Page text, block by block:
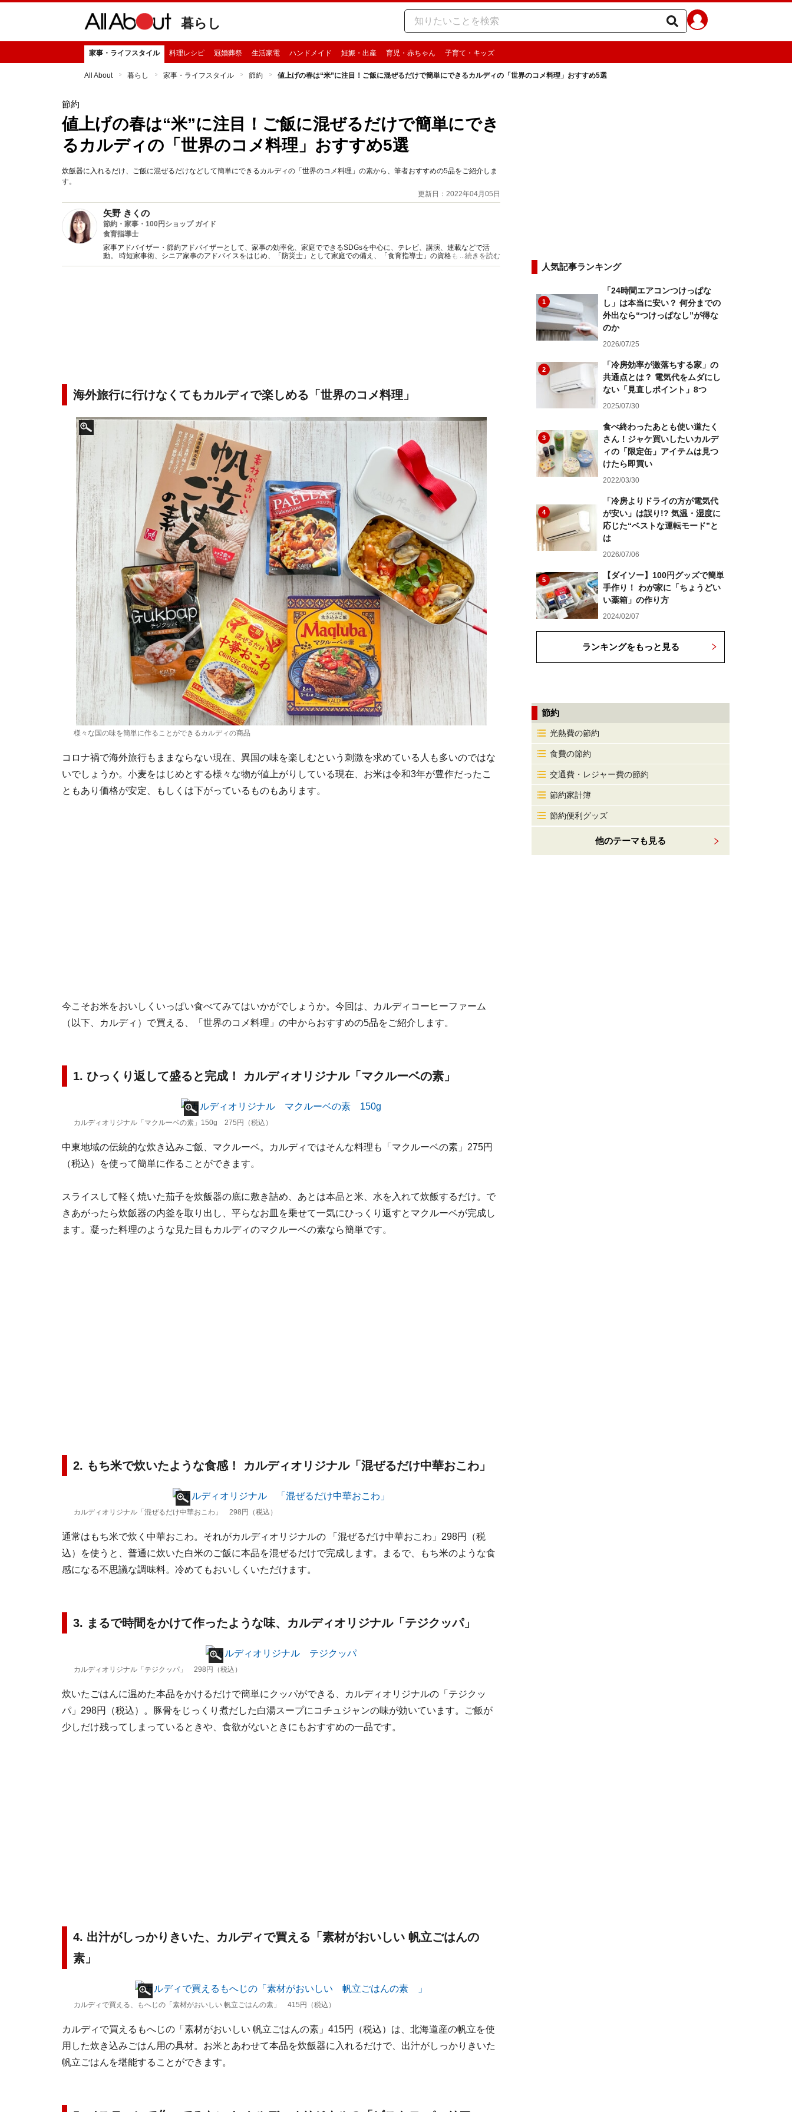
暮らし
家事・ライフスタイル 料理レシピ 冠婚葬祭 生活家電 ハンドメイド 妊娠・出産 育児・赤ちゃん 子育て・キッズ
All About 暮らし 家事・ライフスタイル 節約 値上げの春は“米”に注目！ご飯に混ぜるだけで簡単にできるカルディの「世界のコメ料理」おすすめ5選
節約
値上げの春は“米”に注目！ご飯に混ぜるだけで簡単にでき
るカルディの「世界のコメ料理」おすすめ5選
炊飯器に入れるだけ、ご飯に混ぜるだけなどして簡単にできるカルディの「世界のコメ料理」の素から、筆者おすすめの5品をご紹介しま
す。
更新日：2022年04月05日
矢野 きくの
節約・家事・100円ショップ ガイド
食育指導士
家事アドバイザー・節約アドバイザーとして、家事の効率化、家庭でできるSDGsを中心に、テレビ、講演、連載などで活
動。 時短家事術、シニア家事のアドバイスをはじめ、「防災士」として家庭での備え、「食育指導士」の資格も持ち食品ロ
ス削減をテーマにした講演など【著書】シンプルライフの節約リスト（講談社）他。
...続きを読む
海外旅行に行けなくてもカルディで楽しめる「世界のコメ料理」
様々な国の味を簡単に作ることができるカルディの商品
コロナ禍で海外旅行もままならない現在、異国の味を楽しむという刺激を求めている人も多いのではな
いでしょうか。小麦をはじめとする様々な物が値上がりしている現在、お米は令和3年が豊作だったこ
ともあり価格が安定、もしくは下がっているものもあります。
今こそお米をおいしくいっぱい食べてみてはいかがでしょうか。今回は、カルディコーヒーファーム
（以下、カルディ）で買える、「世界のコメ料理」の中からおすすめの5品をご紹介します。
1. ひっくり返して盛ると完成！ カルディオリジナル「マクルーベの素」
カルディオリジナル「マクルーベの素」150g 275円（税込）
中東地域の伝統的な炊き込みご飯、マクルーベ。カルディではそんな料理も「マクルーベの素」275円
（税込）を使って簡単に作ることができます。
スライスして軽く焼いた茄子を炊飯器の底に敷き詰め、あとは本品と米、水を入れて炊飯するだけ。で
きあがったら炊飯器の内釜を取り出し、平らなお皿を乗せて一気にひっくり返すとマクルーベが完成し
ます。凝った料理のような見た目もカルディのマクルーベの素なら簡単です。
2. もち米で炊いたような食感！ カルディオリジナル「混ぜるだけ中華おこわ」
カルディオリジナル「混ぜるだけ中華おこわ」 298円（税込）
通常はもち米で炊く中華おこわ。それがカルディオリジナルの 「混ぜるだけ中華おこわ」298円（税
込）を使うと、普通に炊いた白米のご飯に本品を混ぜるだけで完成します。まるで、もち米のような食
感になる不思議な調味料。冷めてもおいしくいただけます。
3. まるで時間をかけて作ったような味、カルディオリジナル「テジクッパ」
カルディオリジナル「テジクッパ」 298円（税込）
炊いたごはんに温めた本品をかけるだけで簡単にクッパができる、カルディオリジナルの「テジクッ
パ」298円（税込）。豚骨をじっくり煮だした白湯スープにコチュジャンの味が効いています。ご飯が
少しだけ残ってしまっているときや、食欲がないときにもおすすめの一品です。
4. 出汁がしっかりきいた、カルディで買える「素材がおいしい 帆立ごはんの
素」
カルディで買える、もへじの「素材がおいしい 帆立ごはんの素」 415円（税込）
カルディで買えるもへじの「素材がおいしい 帆立ごはんの素」415円（税込）は、北海道産の帆立を使
用した炊き込みごはん用の具材。お米とあわせて本品を炊飯器に入れるだけで、出汁がしっかりきいた
帆立ごはんを堪能することができます。
人気記事ランキング
1
「24時間エアコンつけっぱな
し」は本当に安い？ 何分までの
外出なら“つけっぱなし”が得な
のか
2026/07/25
2
「冷房効率が激落ちする家」の
共通点とは？ 電気代をムダにし
ない「見直しポイント」8つ
2025/07/30
3
食べ終わったあとも使い道たく
さん！ジャケ買いしたいカルデ
ィの「限定缶」アイテムは見つ
けたら即買い
2022/03/30
4
「冷房よりドライの方が電気代
が安い」は誤り!? 気温・湿度に
応じた“ベストな運転モード”と
は
2026/07/06
5
【ダイソー】100円グッズで簡単
手作り！ わが家に「ちょうどい
い薬箱」の作り方
2024/02/07
ランキングをもっと見る
節約
光熱費の節約
食費の節約
交通費・レジャー費の節約
節約家計簿
節約便利グッズ
他のテーマも見る